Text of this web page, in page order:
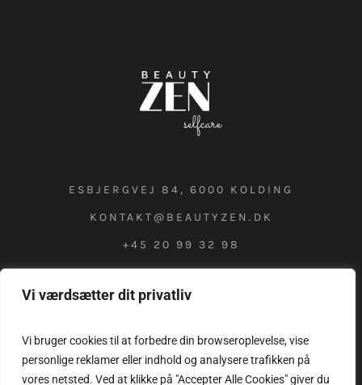
Vi værdsætter dit privatliv
Vi bruger cookies til at forbedre din browseroplevelse, vise
personlige reklamer eller indhold og analysere trafikken på
vores netsted. Ved at klikke på "Accepter Alle Cookies" giver du
ESBJERGVEJ 84, 6000 KOLDING
KONTAKT@BEAUTYZEN.DK
+45 20 99 32 98
COOKIE & PRIVATLIVSPOLITIK